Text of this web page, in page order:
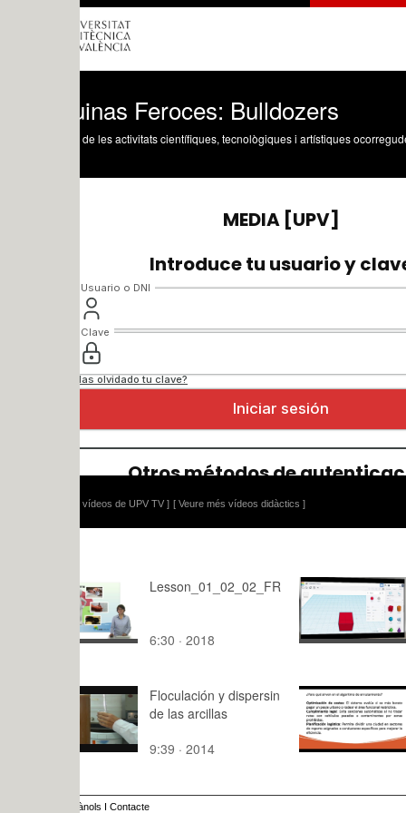
Feroces: Bulldozers
les activitats científiques, tecnològiques i artístiques ocorregudes en els tres
vídeos de UPV TV ] [ Veure més vídeos didàctics ]
Lesson_01_02_02_FR
6:30 · 2018
Tutorial
12:38 ·
Floculación y dispersin
de las arcillas
9:39 · 2014
OA Areas
con QGIS
10:41 ·